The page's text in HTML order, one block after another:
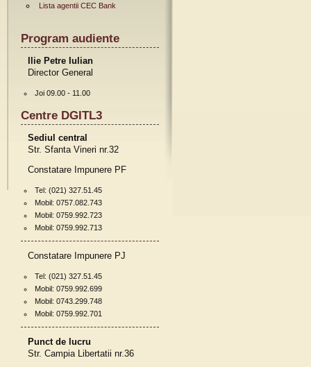
Lista agentii CEC Bank
Program audiente
Ilie Petre Iulian
Director General
Joi 09.00 - 11.00
Centre DGITL3
Sediul central
Str. Sfanta Vineri nr.32
Constatare Impunere PF
Tel: (021) 327.51.45
Mobil: 0757.082.743
Mobil: 0759.992.723
Mobil: 0759.992.713
Constatare Impunere PJ
Tel: (021) 327.51.45
Mobil: 0759.992.699
Mobil: 0743.299.748
Mobil: 0759.992.701
Punct de lucru
Str. Campia Libertatii nr.36